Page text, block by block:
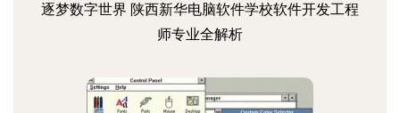
逐梦数字世界 陕西新华电脑软件学校软件开发工程
师专业全解析